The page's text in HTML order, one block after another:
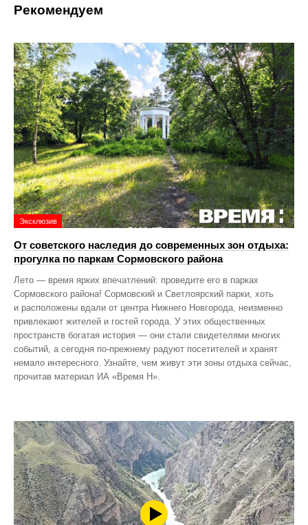
Рекомендуем
Эксклюзив
От советского наследия до современных зон отдыха:
прогулка по паркам Сормовского района
Лето — время ярких впечатлений: проведите его в парках
Сормовского района! Сормовский и Светлоярский парки, хоть
и расположены вдали от центра Нижнего Новгорода, неизменно
привлекают жителей и гостей города. У этих общественных
пространств богатая история — они стали свидетелями многих
событий, а сегодня по‑прежнему радуют посетителей и хранят
немало интересного. Узнайте, чем живут эти зоны отдыха сейчас,
прочитав материал ИА «Время Н».